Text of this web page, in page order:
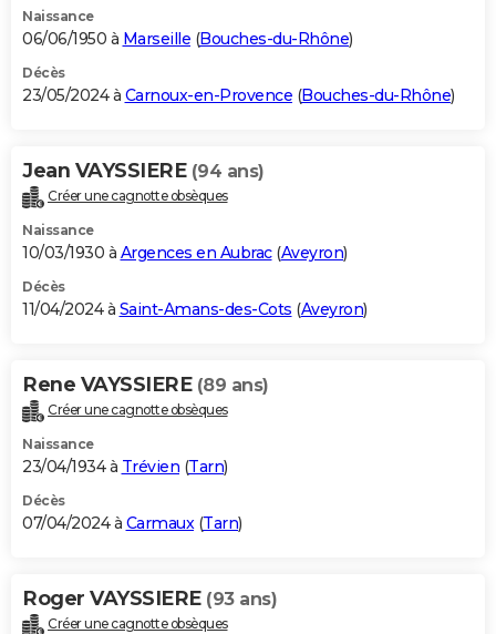
Naissance
06/06/1950 à Marseille (Bouches-du-Rhône)
Décès
23/05/2024 à Carnoux-en-Provence (Bouches-du-Rhône)
Jean VAYSSIERE (94 ans)
Créer une cagnotte obsèques
Naissance
10/03/1930 à Argences en Aubrac(Aveyron)
Décès
11/04/2024 à Saint-Amans-des-Cots (Aveyron)
Rene VAYSSIERE (89 ans)
Créer une cagnotte obsèques
Naissance
23/04/1934 à Trévien (Tarn)
Décès
07/04/2024 à Carmaux(Tarn)
Roger VAYSSIERE (93 ans)
Créer une cagnotte obsèques